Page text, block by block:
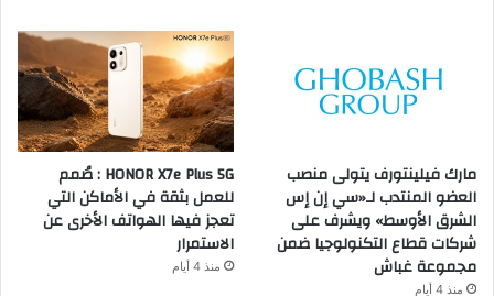
مارك فيلينتورف يتولى منصب
العضو المنتدب لـ«سي إن إس
الشرق الأوسط» ويشرف على
شركات قطاع التكنولوجيا ضمن
مجموعة غباش
منذ 4 أيام
HONOR X7e Plus 5G : صُمم
للعمل بثقة في الأماكن التي
تعجز فيها الهواتف الأخرى عن
الاستمرار
منذ 4 أيام